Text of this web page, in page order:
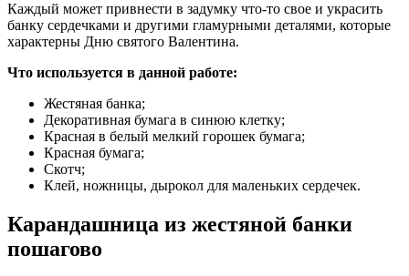
Каждый может привнести в задумку что-то свое и украсить
банку сердечками и другими гламурными деталями, которые
характерны Дню святого Валентина.
Что используется в данной работе:
Жестяная банка;
Декоративная бумага в синюю клетку;
Красная в белый мелкий горошек бумага;
Красная бумага;
Скотч;
Клей, ножницы, дырокол для маленьких сердечек.
Карандашница из жестяной банки
пошагово